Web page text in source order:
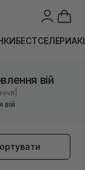
БЕСТСЕЛЕРИ
вій
вій